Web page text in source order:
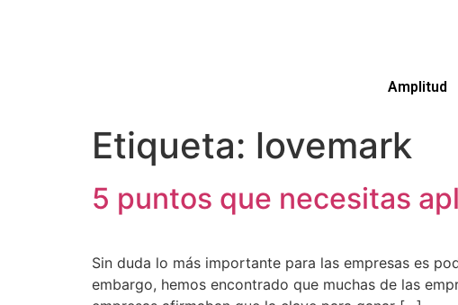
Amplitud
Etiqueta: lovemark
5 puntos que necesitas
Sin duda lo más importante para las empresas es
embargo, hemos encontrado que muchas de las